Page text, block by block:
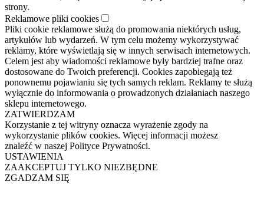
strony.
Reklamowe pliki cookies
Pliki cookie reklamowe służą do promowania niektórych usług,
artykułów lub wydarzeń. W tym celu możemy wykorzystywać
reklamy, które wyświetlają się w innych serwisach internetowych.
Celem jest aby wiadomości reklamowe były bardziej trafne oraz
dostosowane do Twoich preferencji. Cookies zapobiegają też
ponownemu pojawianiu się tych samych reklam. Reklamy te służą
wyłącznie do informowania o prowadzonych działaniach naszego
sklepu internetowego.
ZATWIERDZAM
Korzystanie z tej witryny oznacza wyrażenie zgody na
wykorzystanie plików cookies. Więcej informacji możesz
znaleźć w naszej Polityce Prywatności.
USTAWIENIA
ZAAKCEPTUJ TYLKO NIEZBĘDNE
ZGADZAM SIĘ